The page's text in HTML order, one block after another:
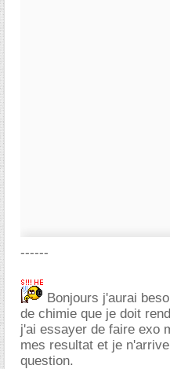
------
Bonjours j'aurai
de chimie que je doit
j'ai essayer de faire exo
mes resultat et je
question.